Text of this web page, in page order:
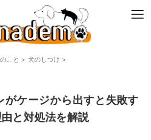
こと > 犬のしつけ >
がケージから出すと失敗す
と対処法を解説